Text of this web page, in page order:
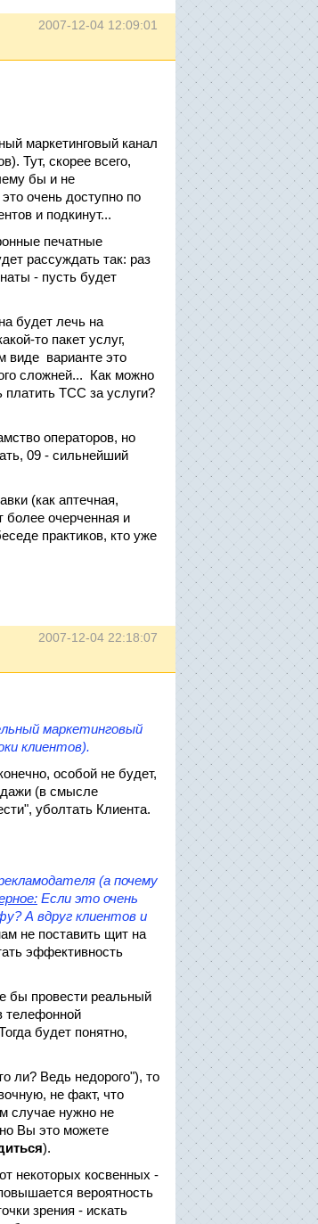
2007-12-04 12:09:01
маркетинговый канал
Тут, скорее всего,
бы и не
очень доступно по
и подкинут...
печатные
рассуждать так: раз
- пусть будет
будет лечь на
то пакет услуг,
виде варианте это
сложней... Как можно
ТСС за услуги?
операторов, но
09 - сильнейший
(как аптечная,
более очерченная и
практиков, кто уже
2007-12-04 22:18:07
маркетинговый
клиентов).
особой не будет,
(в смысле
уболтать Клиента.
(а почему
Если это очень
А вдруг клиентов и
не поставить щит на
эффективность
бы провести реальный
телефонной
будет понятно,
ли? Ведь недорого"), то
не факт, что
случае нужно не
Вы это можете
).
некоторых косвенных -
вероятность
зрения - искать